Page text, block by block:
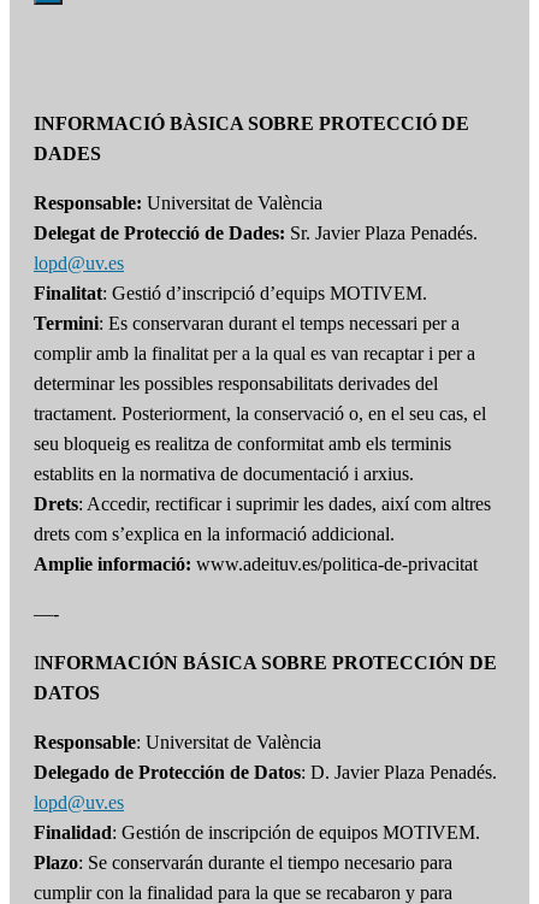
INFORMACIÓ BÀSICA SOBRE PROTECCIÓ DE
DADES
Responsable: Universitat de València
Delegat de Protecció de Dades: Sr. Javier Plaza Penadés.
lopd@uv.es
Finalitat: Gestió d’inscripció d’equips MOTIVEM.
Termini: Es conservaran durant el temps necessari per a
complir amb la finalitat per a la qual es van recaptar i per a
determinar les possibles responsabilitats derivades del
tractament. Posteriorment, la conservació o, en el seu cas, el
seu bloqueig es realitza de conformitat amb els terminis
establits en la normativa de documentació i arxius.
Drets: Accedir, rectificar i suprimir les dades, així com altres
drets com s’explica en la informació addicional.
Amplie informació: www.adeituv.es/politica-de-privacitat
—-
INFORMACIÓN BÁSICA SOBRE PROTECCIÓN DE
DATOS
Responsable: Universitat de València
Delegado de Protección de Datos: D. Javier Plaza Penadés.
lopd@uv.es
Finalidad: Gestión de inscripción de equipos MOTIVEM.
Plazo: Se conservarán durante el tiempo necesario para
cumplir con la finalidad para la que se recabaron y para